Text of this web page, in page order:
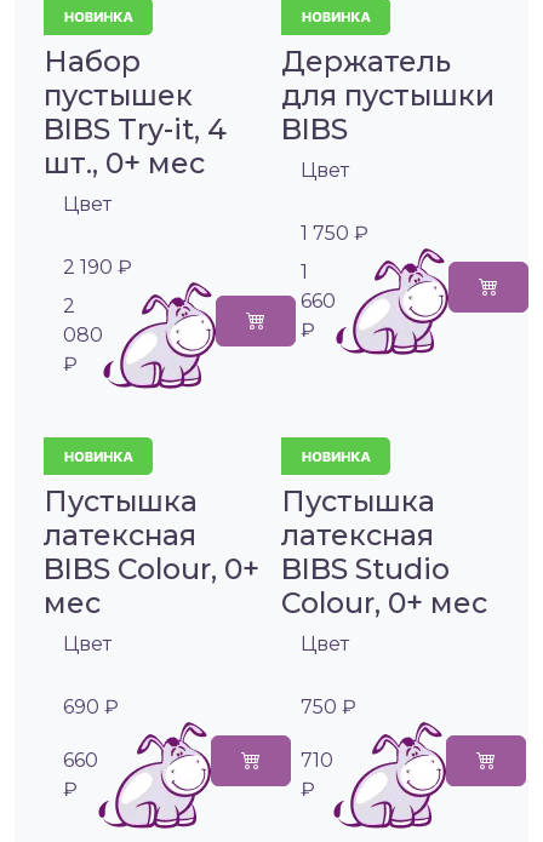
Набор
пустышек
BIBS Try-it, 4
шт., 0+ мес
Цвет
2 190 ₽
2
080
₽
Держатель
для пустышки
BIBS
Цвет
1 750 ₽
1
660
₽
Пустышка
латексная
BIBS Colour, 0+
мес
Цвет
690 ₽
660
₽
Пустышка
латексная
BIBS Studio
Colour, 0+ мес
Цвет
750 ₽
710
₽